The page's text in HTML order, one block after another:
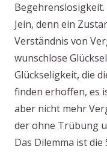
Begehrenslosigkeit.
Jein, denn ein
Verständnis von
wunschlose
Glückseligkeit, die
finden erhoffen, es
aber nicht mehr
der ohne Trübung
Das Dilemma ist